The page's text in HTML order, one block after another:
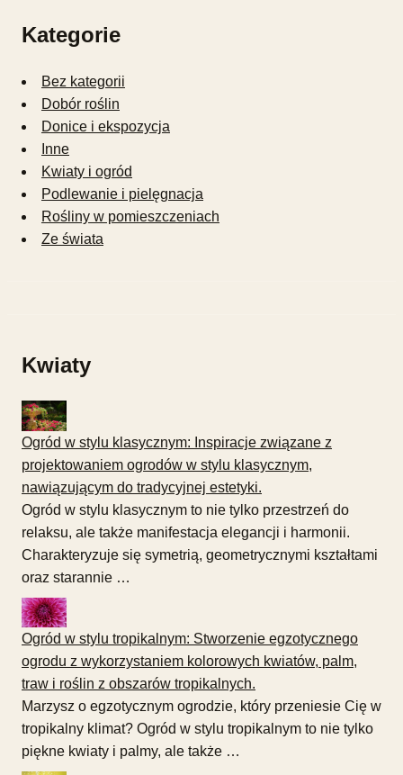
Kategorie
Bez kategorii
Dobór roślin
Donice i ekspozycja
Inne
Kwiaty i ogród
Podlewanie i pielęgnacja
Rośliny w pomieszczeniach
Ze świata
Kwiaty
Ogród w stylu klasycznym: Inspiracje związane z
projektowaniem ogrodów w stylu klasycznym,
nawiązującym do tradycyjnej estetyki.
Ogród w stylu klasycznym to nie tylko przestrzeń do
relaksu, ale także manifestacja elegancji i harmonii.
Charakteryzuje się symetrią, geometrycznymi kształtami
oraz starannie …
Ogród w stylu tropikalnym: Stworzenie egzotycznego
ogrodu z wykorzystaniem kolorowych kwiatów, palm,
traw i roślin z obszarów tropikalnych.
Marzysz o egzotycznym ogrodzie, który przeniesie Cię w
tropikalny klimat? Ogród w stylu tropikalnym to nie tylko
piękne kwiaty i palmy, ale także …